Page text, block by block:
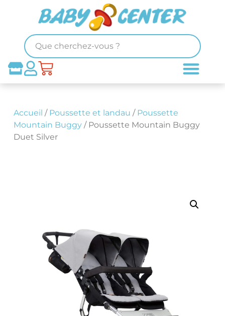
Accueil / Poussette et landau / Poussette
Mountain Buggy/ Poussette Mountain Buggy
Duet Silver